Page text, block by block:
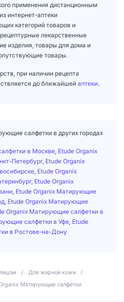
применения дистанционным
интернет-аптеки
категорий товаров и
лекарственные
изделия, товары для дома и
товары.
при наличии рецепта
до ближайшей аптеки.
салфетки в других городах
в Москве Etude Organix
Петербург, Etude Organix
Etude Organix
, Etude Organix
Etude Organix Матирующие
Etude Organix Матирующие
Organix Матирующие салфетки в
салфетки в Уфе Etude
в Ростове-на-Дону
/ Для жирной кожи
/
Матирующие салфетки